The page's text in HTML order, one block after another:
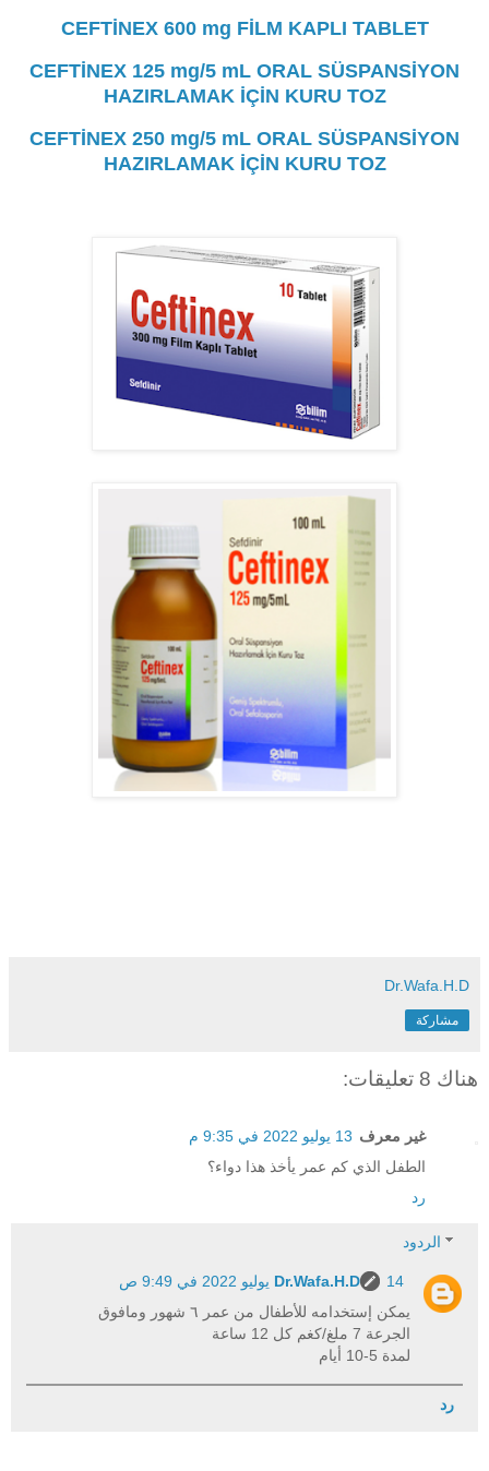
CEFTİNEX 600 mg FİLM KAPLI TABLET
CEFTİNEX 125 mg/5 mL ORAL SÜSPANSİYON
HAZIRLAMAK İÇİN KURU TOZ
CEFTİNEX 250 mg/5 mL ORAL SÜSPANSİYON
HAZIRLAMAK İÇİN KURU TOZ
Dr.Wafa.H.D
مشاركة
هناك 8 تعليقات:
غير معرف 13 يوليو 2022 في 9:35 م
الطفل الذي كم عمر يأخذ هذا دواء؟
رد
الردود
Dr.Wafa.H.D
14 يوليو 2022 في 9:49 ص
يمكن إستخدامه للأطفال من عمر ٦ شهور ومافوق
الجرعة 7 ملغ/كغم كل 12 ساعة
لمدة 5-10 أيام
رد